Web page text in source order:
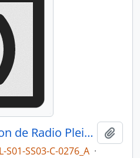
Bulletin d'information de Radio Pleine Lune : bouquins et musiques de femmes, partie 1
S01-SS03-C-0276_A ·